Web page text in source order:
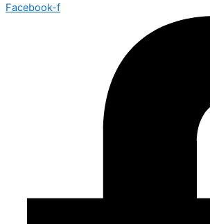
Facebook-f